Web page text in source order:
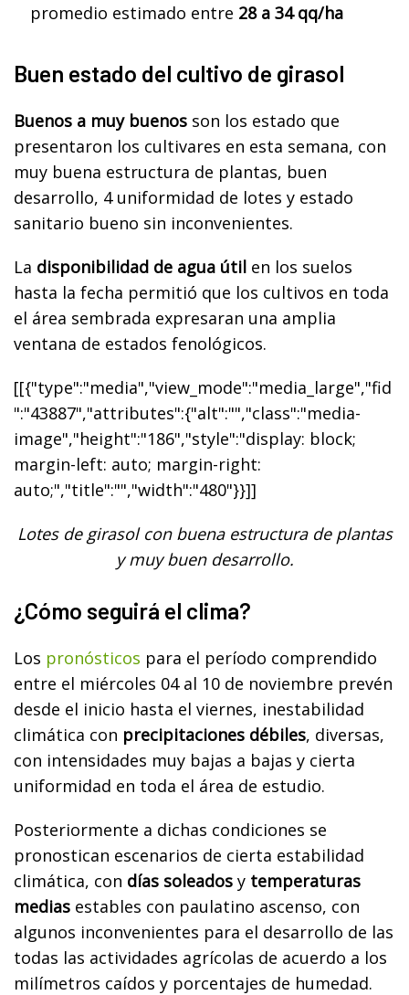
promedio estimado entre 28 a 34 qq/ha
Buen estado del cultivo de girasol
Buenos a muy buenos son los estado que
presentaron los cultivares en esta semana, con
muy buena estructura de plantas, buen
desarrollo, 4 uniformidad de lotes y estado
sanitario bueno sin inconvenientes.
La disponibilidad de agua útil en los suelos
hasta la fecha permitió que los cultivos en toda
el área sembrada expresaran una amplia
ventana de estados fenológicos.
[[{"type":"media","view_mode":"media_large","fid
":"43887","attributes":{"alt":"","class":"media-
image","height":"186","style":"display: block;
margin-left: auto; margin-right:
auto;","title":"","width":"480"}}]]
Lotes de girasol con buena estructura de plantas
y muy buen desarrollo.
¿Cómo seguirá el clima?
Los pronósticos para el período comprendido
entre el miércoles 04 al 10 de noviembre prevén
desde el inicio hasta el viernes, inestabilidad
climática con precipitaciones débiles, diversas,
con intensidades muy bajas a bajas y cierta
uniformidad en toda el área de estudio.
Posteriormente a dichas condiciones se
pronostican escenarios de cierta estabilidad
climática, con días soleados y temperaturas
medias estables con paulatino ascenso, con
algunos inconvenientes para el desarrollo de las
todas las actividades agrícolas de acuerdo a los
milímetros caídos y porcentajes de humedad.